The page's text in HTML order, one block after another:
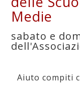
Medie
sabato e
Aiuto compiti